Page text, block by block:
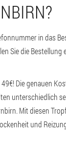
in das
Sie die Bestellung
Die genauen
unterschiedlich
Mit diesen
und